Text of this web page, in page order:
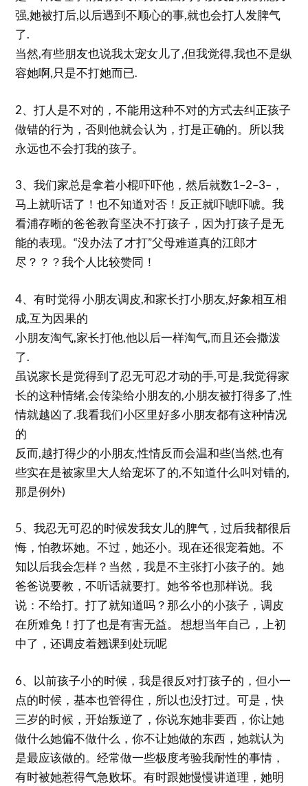
强,她被打后,以后遇到不顺心的事,就也会打人发脾气
了.
当然,有些朋友也说我太宠女儿了,但我觉得,我也不是纵
容她啊,只是不打她而已.
2、打人是不对的，不能用这种不对的方式去纠正孩子
做错的行为，否则他就会认为，打是正确的。所以我
永远也不会打我的孩子。
3、我们家总是拿着小棍吓吓他，然后就数1–2–3–，
马上就听话了！也不知道对否！反正就吓唬吓唬。我
看浦存晰的爸爸教育坚决不打孩子，因为打孩子是无
能的表现。“没办法了才打”父母难道真的江郎才
尽？？？我个人比较赞同！
4、有时觉得 小朋友调皮,和家长打小朋友,好象相互相
成,互为因果的
小朋友淘气,家长打他,他以后一样淘气,而且还会撒泼
了.
虽说家长是觉得到了忍无可忍才动的手,可是,我觉得家
长的这种情绪,会传染给小朋友的,小朋友被打得多了,性
情就越凶了.我看我们小区里好多小朋友都有这种情况
的
反而,越打得少的小朋友,性情反而会温和些(当然,也有
些实在是被家里大人给宠坏了的,不知道什么叫对错的,
那是例外)
5、我忍无可忍的时候发我女儿的脾气，过后我都很后
悔，怕教坏她。不过，她还小。现在还很宠着她。不
知以后我会怎样？当然，我是不主张打小孩子的。她
爸爸说要教，不听话就要打。她爷爷也那样说。我
说：不给打。打了就知道吗？那么小的小孩子，调皮
在所难免！打了也是有害无益。 想想当年自己，上初
中了，还调皮着翘课到处玩呢
6、以前孩子小的时候，我是很反对打孩子的，但小一
点的时候，基本也管得住，所以也没打过。可是，快
三岁的时候，开始叛逆了，你说东她非要西，你让她
做什么她偏不做什么，你不让她做的东西，她就认为
是最应该做的。经常做一些极度考验我耐性的事情，
有时被她惹得气急败坏。有时跟她慢慢讲道理，她明